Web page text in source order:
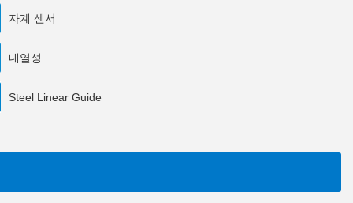
자계 센서
내열성
Steel Linear Guide